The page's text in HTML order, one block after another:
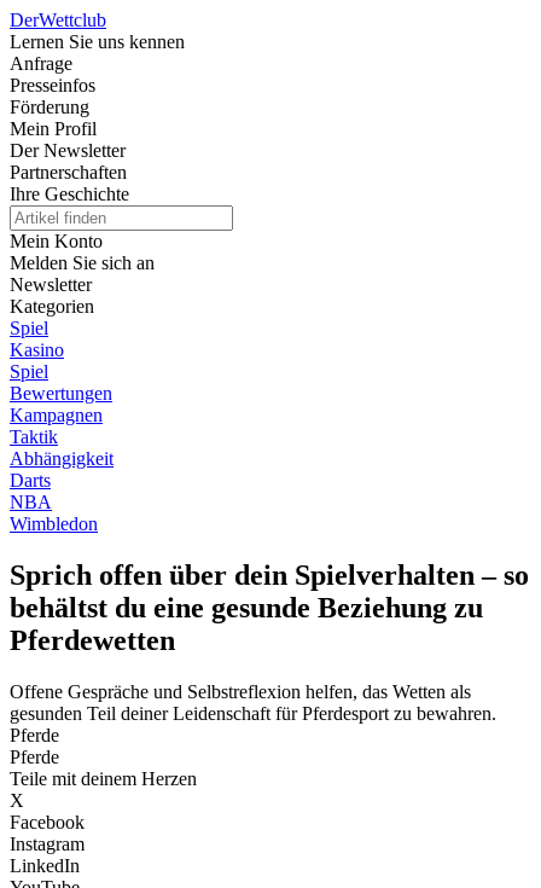
DerWettclub
Lernen Sie uns kennen
Anfrage
Presseinfos
Förderung
Mein Profil
Der Newsletter
Partnerschaften
Ihre Geschichte
Mein Konto
Melden Sie sich an
Newsletter
Kategorien
Spiel
Kasino
Spiel
Bewertungen
Kampagnen
Taktik
Abhängigkeit
Darts
NBA
Wimbledon
Sprich offen über dein Spielverhalten – so
behältst du eine gesunde Beziehung zu
Pferdewetten
Offene Gespräche und Selbstreflexion helfen, das Wetten als
gesunden Teil deiner Leidenschaft für Pferdesport zu bewahren.
Pferde
Pferde
Teile mit deinem Herzen
X
Facebook
Instagram
LinkedIn